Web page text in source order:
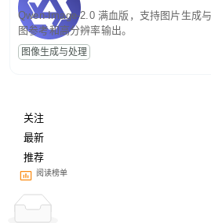
Qwen-Image-2.0 满血版，支持图片生成
图参考和高分辨率输出。
图像生成与处理
关注
最新
推荐
阅读榜单